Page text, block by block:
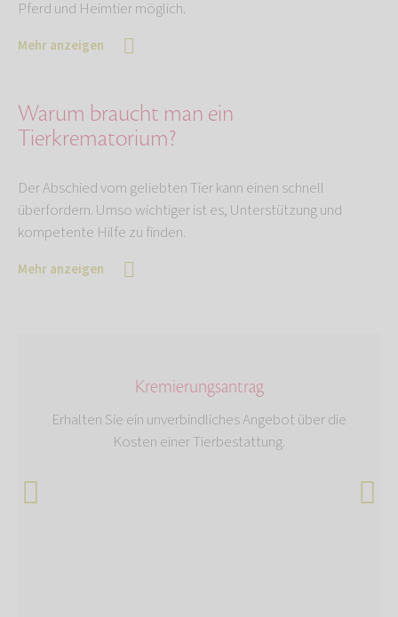
Pferd und Heimtier möglich.
Mehr anzeigen
Warum braucht man ein
Tierkrematorium?
Der Abschied vom geliebten Tier kann einen schnell
überfordern. Umso wichtiger ist es, Unterstützung und
kompetente Hilfe zu finden.
Mehr anzeigen
Kremierungsantrag
Erhalten Sie ein unverbindliches Angebot über die
Kosten einer Tierbestattung.